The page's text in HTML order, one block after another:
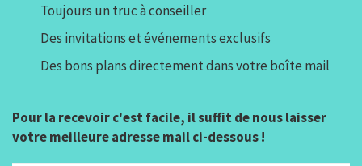
Toujours un truc à conseiller
Des invitations et événements exclusifs
Des bons plans directement dans votre boîte mail
Pour la recevoir c'est facile, il suffit de nous laisser
votre meilleure adresse mail ci-dessous !